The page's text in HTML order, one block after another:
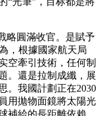
圓滿收官。是賦予
，根據國家航天局
空牽引技術，任何制
。還是拉制成纖，展
。我國計劃正在2030
用拋物面鏡將太陽光